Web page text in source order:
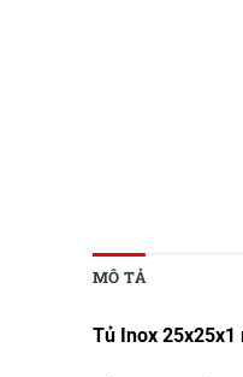
MÔ TẢ
Tủ Inox 25x25x1